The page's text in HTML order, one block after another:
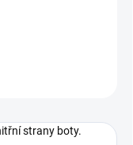
strany boty.